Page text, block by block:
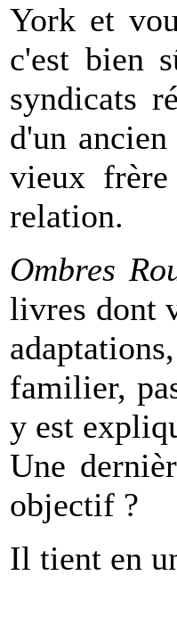
York et
c'est bien
syndicats
d'un
vieux
relation.
Ombres
livres dont
familier,
y est
Une
objectif ?
Il tient en